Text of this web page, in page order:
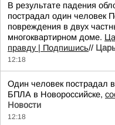
В результате падения
пострадал один человек
повреждения в двух
многоквартирном доме.
правду | Подпишись//
12:18
Один человек пострадал
БПЛА в Новороссийске,
Новости
12:18